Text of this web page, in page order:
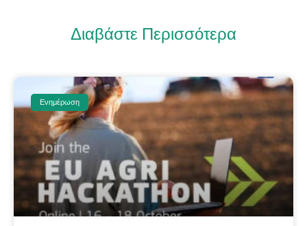
Διαβάστε Περισσότερα
Ενημέρωση